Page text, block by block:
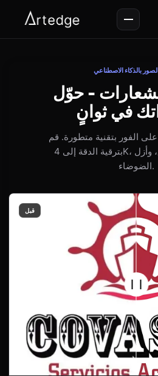
بالذكاء الاصطناعي
- حوّل
في ثوانٍ
الفور بتقنية متطورة. قم
بترقية الدقة إلى 4K، وأصلح التشويش، وأزل
الضوضاء.
قبل